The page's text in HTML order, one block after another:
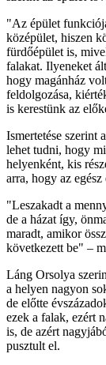
"Az épület
középület, hiszen
fürdőépület is,
falakat. Ilyeneket
hogy magánház
feldolgozása,
is kerestünk az
Ismertetése szerint
lehet tudni, hogy
helyenként, kis
arra, hogy az
"Leszakadt a
de a házat így,
maradt, amikor
következett be" –
Láng Orsolya
a helyen nagyon
de előtte
ezek a falak, ezért
is, de azért
pusztult el.